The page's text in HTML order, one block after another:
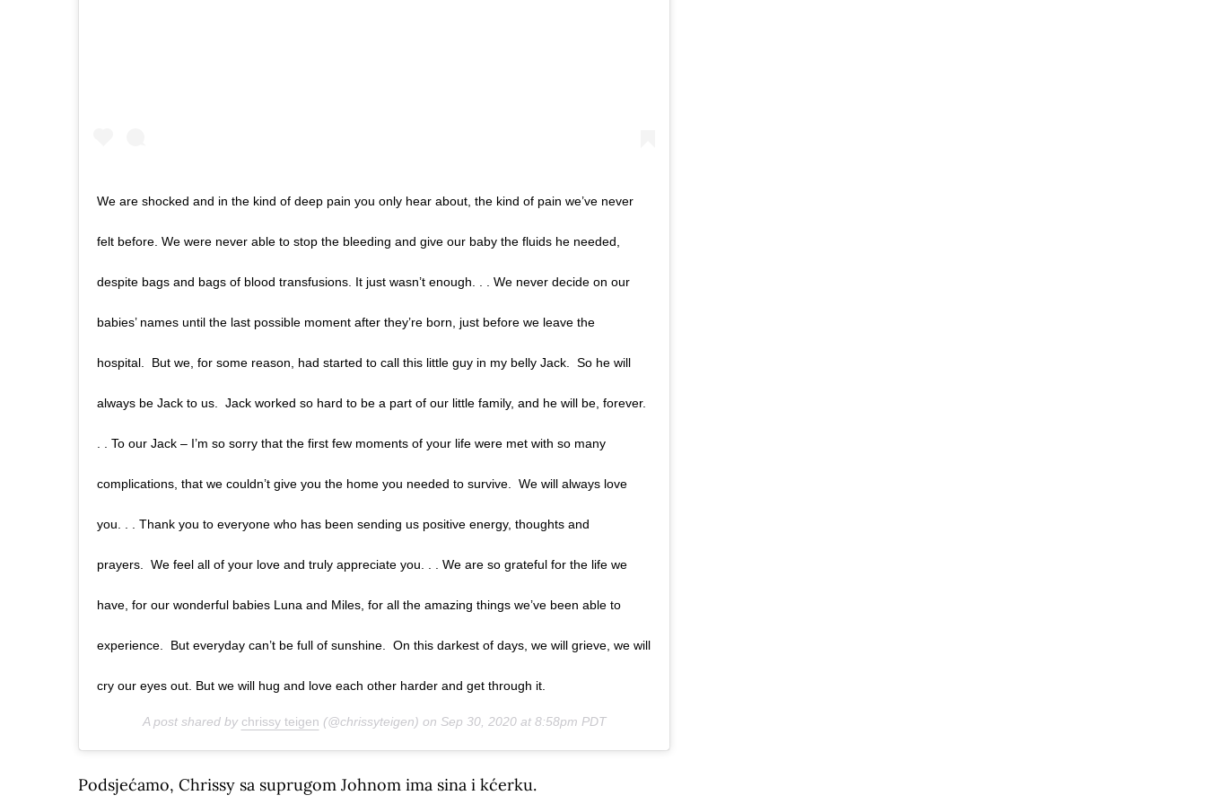
We are shocked and in the kind of deep pain you only hear about, the kind of pain we’ve never
felt before. We were never able to stop the bleeding and give our baby the fluids he needed,
despite bags and bags of blood transfusions. It just wasn’t enough. . . We never decide on our
babies’ names until the last possible moment after they’re born, just before we leave the
hospital. But we, for some reason, had started to call this little guy in my belly Jack. So he will
always be Jack to us. Jack worked so hard to be a part of our little family, and he will be, forever.
. . To our Jack – I’m so sorry that the first few moments of your life were met with so many
complications, that we couldn’t give you the home you needed to survive. We will always love
you. . . Thank you to everyone who has been sending us positive energy, thoughts and
prayers. We feel all of your love and truly appreciate you. . . We are so grateful for the life we
have, for our wonderful babies Luna and Miles, for all the amazing things we’ve been able to
experience. But everyday can’t be full of sunshine. On this darkest of days, we will grieve, we will
cry our eyes out. But we will hug and love each other harder and get through it.
A post shared by chrissy teigen (@chrissyteigen) on Sep 30, 2020 at 8:58pm PDT
Podsjećamo, Chrissy sa suprugom Johnom ima sina i kćerku.